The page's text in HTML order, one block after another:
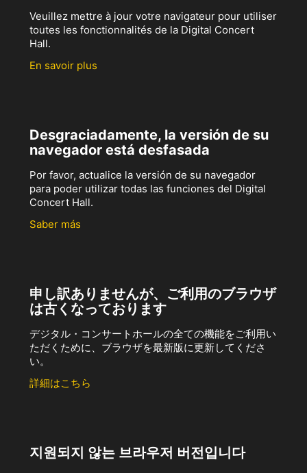
Veuillez mettre à jour votre navigateur pour utiliser
toutes les fonctionnalités de la Digital Concert
Hall.
En savoir plus
Desgraciadamente, la versión de su
navegador está desfasada
Por favor, actualice la versión de su navegador
para poder utilizar todas las funciones del Digital
Concert Hall.
Saber más
申し訳ありませんが、ご利用のブラウザ
は古くなっております
デジタル・コンサートホールの全ての機能をご利用い
ただくために、ブラウザを最新版に更新してくださ
い。
詳細はこちら
지원되지 않는 브라우저 버전입니다